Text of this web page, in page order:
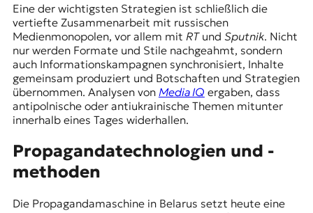
Eine der wichtigsten Strategien ist schließlich die
vertiefte Zusammenarbeit mit russischen
Medienmonopolen, vor allem mit RTund Sputnik. Nicht
nur werden Formate und Stile nachgeahmt, sondern
auch Informationskampagnen synchronisiert, Inhalte
gemeinsam produziert und Botschaften und Strategien
übernommen. Analysen von Media IQ ergaben, dass
antipolnische oder antiukrainische Themen mitunter
innerhalb eines Tages widerhallen.
Propagandatechnologien und -
methoden
Die Propagandamaschine in Belarus setzt heute eine